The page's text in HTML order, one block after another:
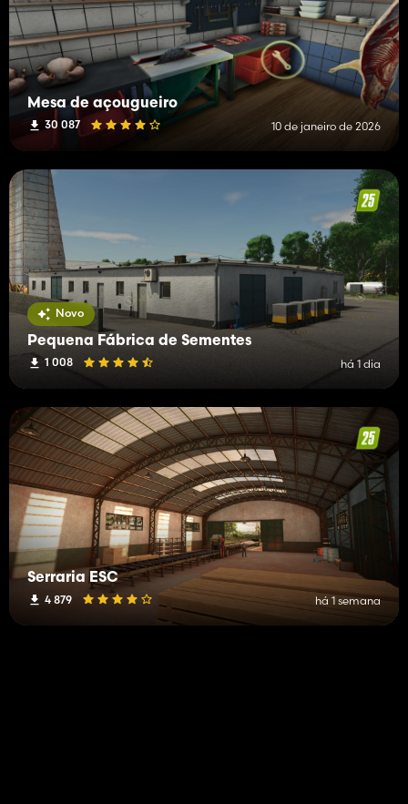
Mesa de açougueiro
30 087 10 de janeiro de 2026
Novo
Pequena Fábrica de Sementes
1 008 há 1 dia
Serraria ESC
4 879 há 1 semana